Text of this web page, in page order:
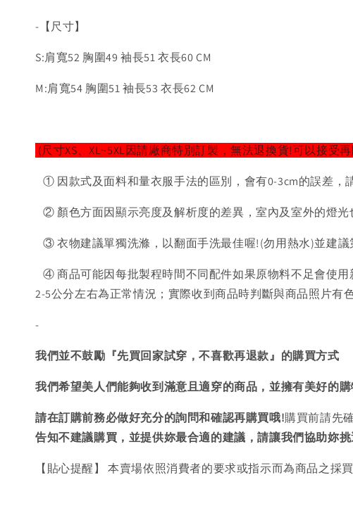
-【尺寸】
S:肩寬52 胸圍49 袖長51 衣長60 CM
M:肩寬54 胸圍51 袖長53 衣長62 CM
(尺寸XS、XL~5XL因請廠商特別訂製，無法退換貨!可以接受
① 因款式及面料和量衣服手法的區別，會有0-3cm的誤差，
② 顏色方面因顯示亮度及解析度的差異，室內及室外的燈
③ 衣物建議單獨洗滌，以翻面手洗最佳喔!(勿用熱水)並建
④ 商品可能因每批製程時間不同配件如果原物料不足會使
2-5公分左右為正常情況；實際收到商品時判斷與商品照片有
-
我們並不鼓勵『先買回家試穿，不喜歡再退款』的購買方式
我們希望美人們能夠收到滿意且適穿的商品，並擁有美好的
請在訂購前務必做好充分的詢問和確認再購買哦!購買前請先
告知不建議購買， 並提供妳最合適的建議，請讓我們協助妳挑
【貼心提醒】 本賣場依照消費者的要求或指示而為商品之採